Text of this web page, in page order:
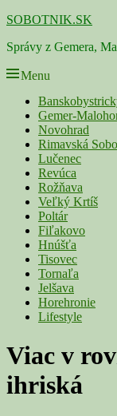
Skip
content
SOBOTNIK.SK
Správy z Gemera,
Menu
Primárne
menuGemer-
Novohrad
Rimavská
Lučenec
Revúca
Rožňava
Veľký Krtíš
Poltár
Fiľakovo
Hnúšťa
Tisovec
Tornaľa
Jelšava
Horehronie
Lifestyle
Viac v
ihriská